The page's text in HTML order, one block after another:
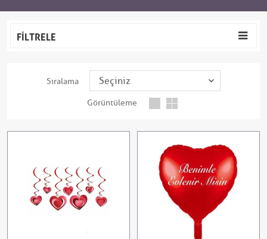
FILTRELE
Sıralama
Görüntüleme